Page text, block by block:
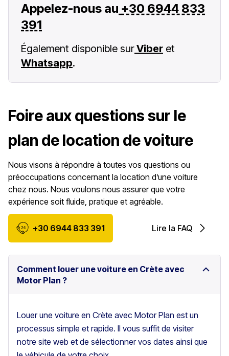
Appelez-nous au +30 6944 833
391
Également disponible surViber et
Whatsapp.
Foire aux questions sur le
plan de location de voiture
Nous visons à répondre à toutes vos questions ou
préoccupations concernant la location d’une voiture
chez nous. Nous voulons nous assurer que votre
expérience soit fluide, pratique et agréable.
+30 6944 833 391 Lire la FAQ
Comment louer une voiture en Crète avec
Motor Plan ?
Louer une voiture en Crète avec Motor Plan est un
processus simple et rapide. Il vous suffit de visiter
notre site web et de sélectionner vos dates ainsi que